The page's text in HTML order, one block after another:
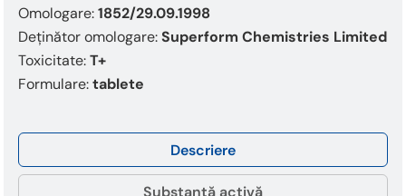
This
shortcut
activates
the
reader
help
Omologare:1852/29.09.1998
Deținător omologare:Superform Chemistries Limited
Toxicitate:T+
Formulare:tablete
Descriere
Substanță activă